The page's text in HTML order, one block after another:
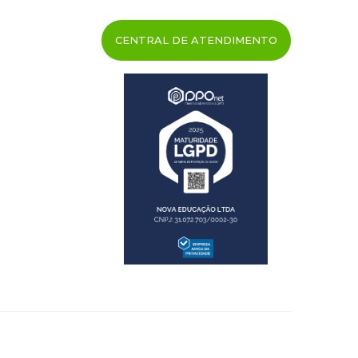
CENTRAL DE ATENDIMENTO